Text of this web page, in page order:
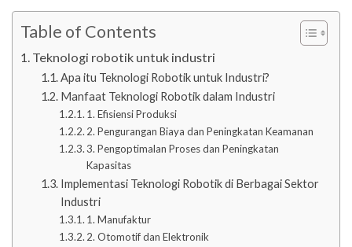
Table of Contents
Teknologi robotik untuk industri
Apa itu Teknologi Robotik untuk Industri?
Manfaat Teknologi Robotik dalam Industri
1. Efisiensi Produksi
2. Pengurangan Biaya dan Peningkatan Keamanan
3. Pengoptimalan Proses dan Peningkatan
Kapasitas
Implementasi Teknologi Robotik di Berbagai Sektor
Industri
1. Manufaktur
2. Otomotif dan Elektronik